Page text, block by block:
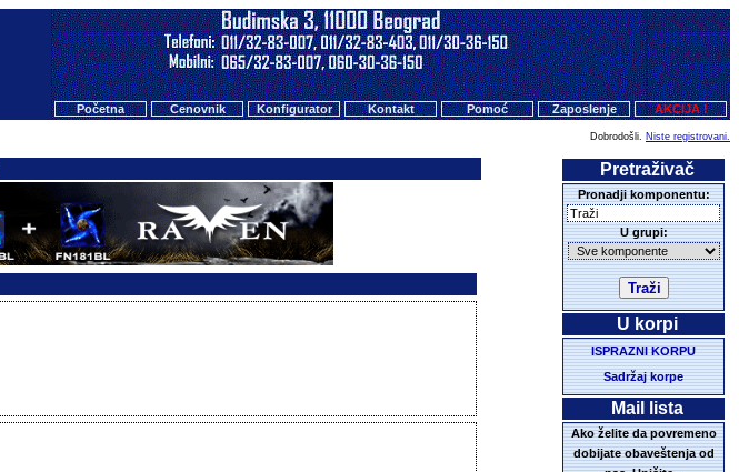
Početna Cenovnik Konfigurator Kontakt Pomoć Zaposlenje AKCIJA !
Dobrodošli. Niste registrovani.
Pretraživač
Pronadji komponentu:
U grupi:
U korpi
ISPRAZNI KORPU
Sadržaj korpe
Mail lista
Ako želite da povremeno
dobijate obaveštenja od